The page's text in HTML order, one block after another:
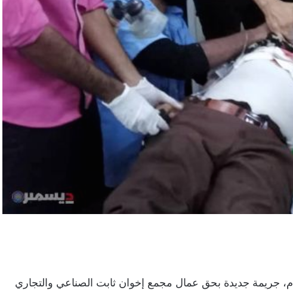
ارتكبت المليشيات الحوثية، اليوم السبت 19 يونيو 2021م، جريمة جديدة بحق عمال مجمع إخوان ثابت الصناعي والتجاري